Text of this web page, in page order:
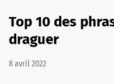
Top 10 des
draguer
8 avril 2022